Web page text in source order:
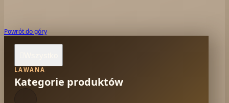
Powrót do góry
LAWANA
Kategorie produktów